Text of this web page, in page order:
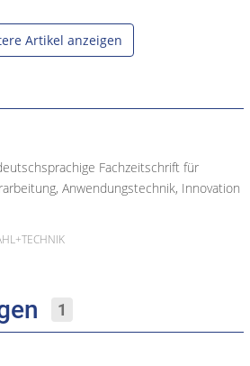
Artikel anzeigen
Fachzeitschrift für
Anwendungstechnik, Innovation
1